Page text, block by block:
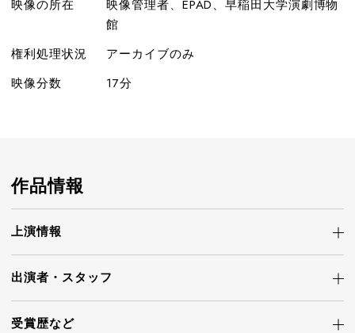
映像の所在
映像管理者、EPAD、早稲田大学演劇博物
館
権利処理状況
アーカイブのみ
映像分数
17分
作品情報
上演情報
出演者・ スタッフ
受賞歴など